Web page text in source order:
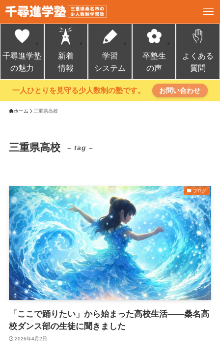
千尋進学塾
の魅力
新着
情報
学習
システム
卒塾生
の声
よくある
質問
一人ひとりを見守る少人数制の塾です。 お問い合わせ
ホーム 三重県高校
三重県高校 – tag –
ブログ
「ここで踊りたい」から始まった高校生活——桑名高
校ダンス部の生徒に聞きました
2026年4月2日